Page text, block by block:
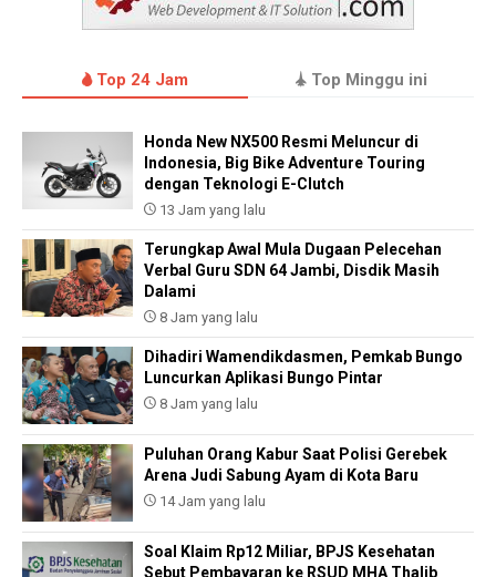
Top 24 Jam Top Minggu ini
Honda New NX500 Resmi Meluncur di
Indonesia, Big Bike Adventure Touring
dengan Teknologi E-Clutch
13 Jam yang lalu
Terungkap Awal Mula Dugaan Pelecehan
Verbal Guru SDN 64 Jambi, Disdik Masih
Dalami
8 Jam yang lalu
Dihadiri Wamendikdasmen, Pemkab Bungo
Luncurkan Aplikasi Bungo Pintar
8 Jam yang lalu
Puluhan Orang Kabur Saat Polisi Gerebek
Arena Judi Sabung Ayam di Kota Baru
14 Jam yang lalu
Soal Klaim Rp12 Miliar, BPJS Kesehatan
Sebut Pembayaran ke RSUD MHA Thalib